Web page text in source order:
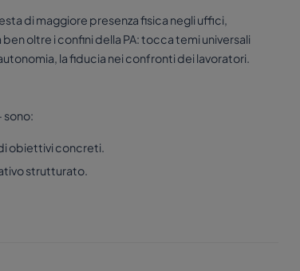
di maggiore presenza fisica negli uffici,
oltre i confini della PA: tocca temi universali
la fiducia nei confronti dei lavoratori.
sono:
obiettivi concreti.
strutturato.